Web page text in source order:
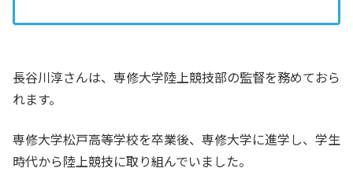
長谷川淳さんは、専修大学陸上競技部の監督を務めておら
れます。
専修大学松戸高等学校を卒業後、専修大学に進学し、学生
時代から陸上競技に取り組んでいました。